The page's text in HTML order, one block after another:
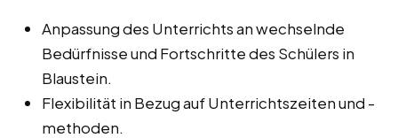
Anpassung des Unterrichts an wechselnde
Bedürfnisse und Fortschritte des Schülers in
Blaustein.
Flexibilität in Bezug auf Unterrichtszeiten und -
methoden.